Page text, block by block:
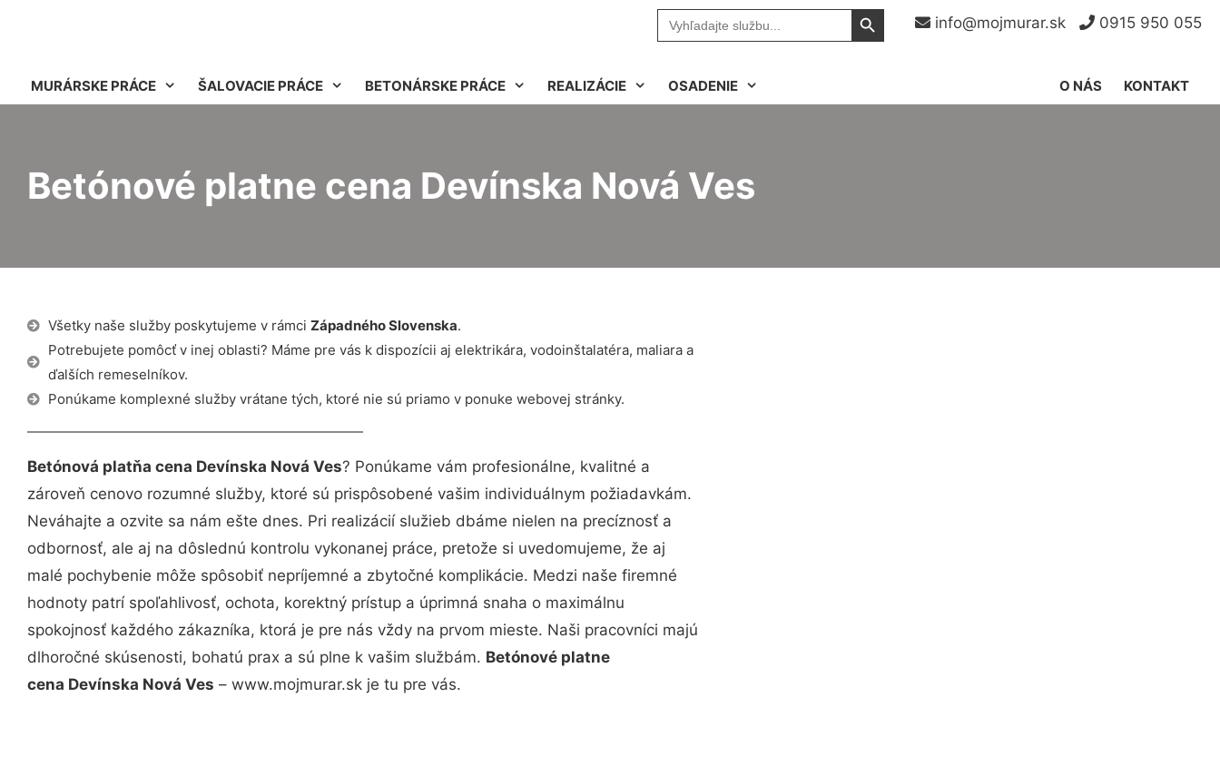
info@mojmurar.sk 0915 950 055
Search
for:
Search Button
MURÁRSKE PRÁCE ŠALOVACIE PRÁCE BETONÁRSKE PRÁCE REALIZÁCIE OSADENIE KONTAKT
O NÁS
Betónové platne cena Devínska Nová Ves
Všetky naše služby poskytujeme v rámci Západného Slovenska.
Potrebujete pomôcť v inej oblasti? Máme pre vás k dispozícii aj elektrikára, vodoinštalatéra, maliara a
ďalších remeselníkov.
Ponúkame komplexné služby vrátane tých, ktoré nie sú priamo v ponuke webovej stránky.
Betónová platňa cena Devínska Nová Ves? Ponúkame vám profesionálne, kvalitné a
zároveň cenovo rozumné služby, ktoré sú prispôsobené vašim individuálnym požiadavkám.
Neváhajte a ozvite sa nám ešte dnes. Pri realizácií služieb dbáme nielen na precíznosť a
odbornosť, ale aj na dôslednú kontrolu vykonanej práce, pretože si uvedomujeme, že aj
malé pochybenie môže spôsobiť nepríjemné a zbytočné komplikácie. Medzi naše firemné
hodnoty patrí spoľahlivosť, ochota, korektný prístup a úprimná snaha o maximálnu
spokojnosť každého zákazníka, ktorá je pre nás vždy na prvom mieste. Naši pracovníci majú
dlhoročné skúsenosti, bohatú prax a sú plne k vašim službám. Betónové platne
cena Devínska Nová Ves – www.mojmurar.sk je tu pre vás.